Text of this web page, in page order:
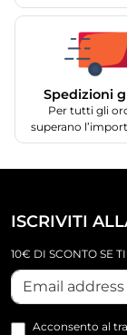
Spedizioni
Per tutti gli
superano
ISCRIVITI
10€ DI SCONTO SE
Acconsento al